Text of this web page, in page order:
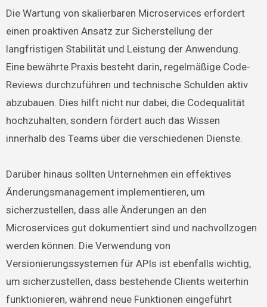
Die Wartung von skalierbaren Microservices erfordert
einen proaktiven Ansatz zur Sicherstellung der
langfristigen Stabilität und Leistung der Anwendung.
Eine bewährte Praxis besteht darin, regelmäßige Code-
Reviews durchzuführen und technische Schulden aktiv
abzubauen. Dies hilft nicht nur dabei, die Codequalität
hochzuhalten, sondern fördert auch das Wissen
innerhalb des Teams über die verschiedenen Dienste.
Darüber hinaus sollten Unternehmen ein effektives
Änderungsmanagement implementieren, um
sicherzustellen, dass alle Änderungen an den
Microservices gut dokumentiert sind und nachvollzogen
werden können. Die Verwendung von
Versionierungssystemen für APIs ist ebenfalls wichtig,
um sicherzustellen, dass bestehende Clients weiterhin
funktionieren, während neue Funktionen eingeführt